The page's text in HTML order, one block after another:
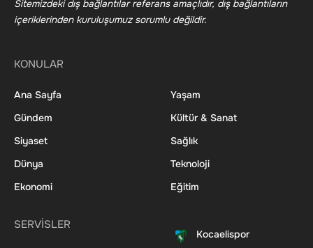
Sitemizdeki dış bağlantılar referans amaçlıdır, dış bağlantıların
içeriklerinden kuruluşumuz sorumlu değildir.
KONULAR
Ana Sayfa
Gündem
Siyaset
Dünya
Ekonomi
Yaşam
Kültür & Sanat
Sağlık
Teknoloji
Eğitim
SERVİSLER
Kocaelispor